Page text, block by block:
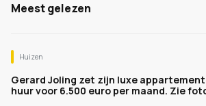
Meest gelezen
Huizen
Gerard Joling zet zijn luxe
huur voor 6.500 euro per maand. Zie